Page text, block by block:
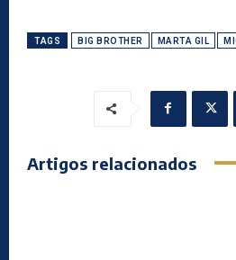
TAGS BIG BROTHER MARTA GIL
Artigos relacionados